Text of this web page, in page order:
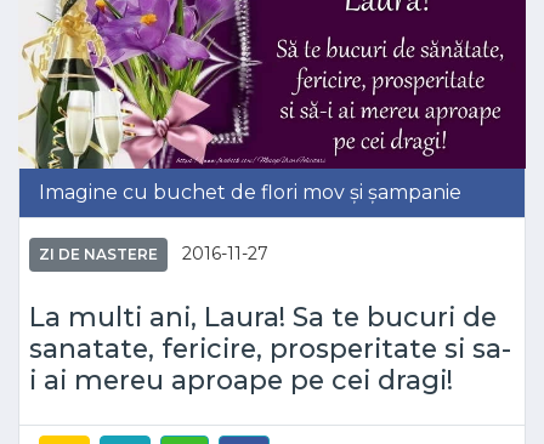
Imagine cu buchet de flori mov și șampanie
ZI DE NASTERE 2016-11-27
La multi ani, Laura! Sa te bucuri de
sanatate, fericire, prosperitate si sa-
i ai mereu aproape pe cei dragi!